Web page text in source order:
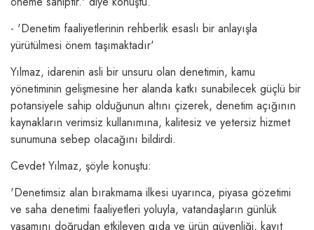
- 'Denetim faaliyetlerinin rehberlik esaslı bir anlayışla
yürütülmesi önem taşımaktadır'
Yılmaz, idarenin asli bir unsuru olan denetimin, kamu
yönetiminin gelişmesine her alanda katkı sunabilecek güçlü bir
potansiyele sahip olduğunun altını çizerek, denetim açığının
kaynakların verimsiz kullanımına, kalitesiz ve yetersiz hizmet
sunumuna sebep olacağını bildirdi.
Cevdet Yılmaz, şöyle konuştu:
'Denetimsiz alan bırakmama ilkesi uyarınca, piyasa gözetimi
ve saha denetimi faaliyetleri yoluyla, vatandaşların günlük
yaşamını doğrudan etkileyen gıda ve ürün güvenliği, kayıt